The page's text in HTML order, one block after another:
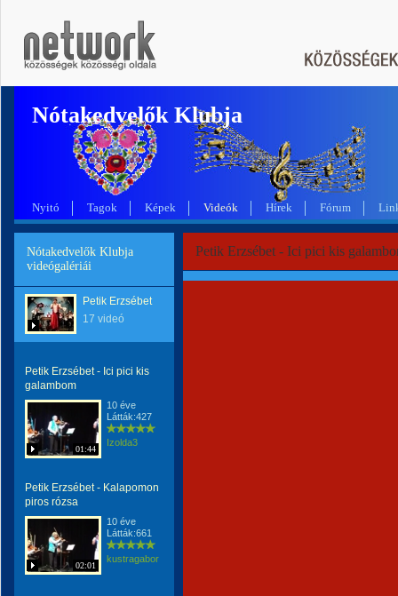
Nótakedvelők Klubja
Nyitó Tagok Képek Videók Hírek Fórum
Nótakedvelők Klubja
videógalériái
Petik Erzsébet
17 videó
Petik Erzsébet - Ici pici kis
galambom
01:44
10 éve
Látták:427
Izolda3
Petik Erzsébet - Kalapomon
piros rózsa
02:01
10 éve
Látták:661
kustragabor
Petik Erzsébet - Ici pici kis